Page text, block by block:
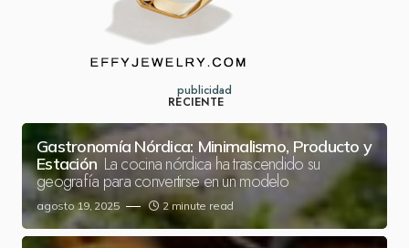
publicidad
RECIENTE
Gastronomía Nórdica: Minimalismo, Producto y
Estación La cocina nórdica ha trascendido su
geografía para convertirse en un modelo
agosto 19, 2025 2 minute read